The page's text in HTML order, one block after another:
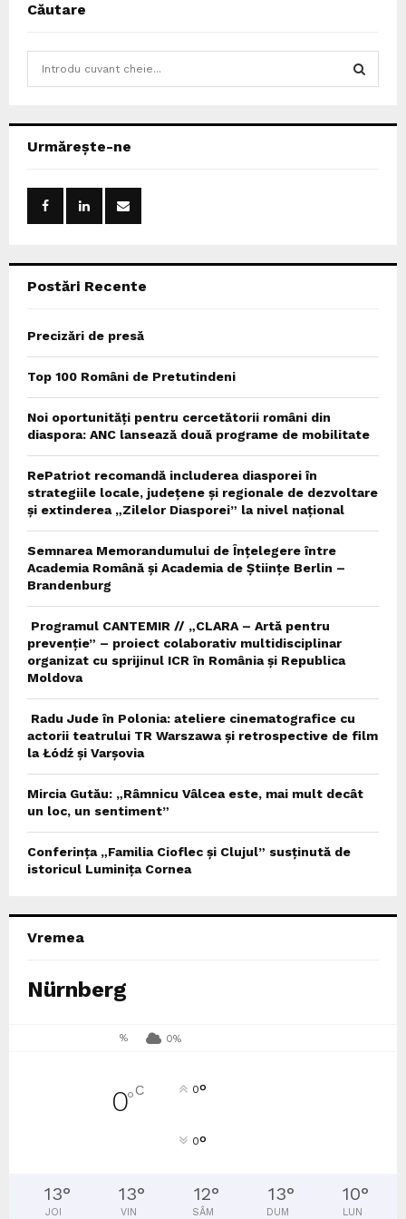
Căutare
h
Urmărește-ne
Postări Recente
Precizări de presă
Top 100 Români de Pretutindeni
Noi oportunități pentru cercetătorii români din
diaspora: ANC lansează două programe de mobilitate
RePatriot recomandă includerea diasporei în
strategiile locale, județene și regionale de dezvoltare
și extinderea „Zilelor Diasporei” la nivel național
Semnarea Memorandumului de Înțelegere între
Academia Română și Academia de Științe Berlin –
Brandenburg
Programul CANTEMIR // „CLARA – Artă pentru
prevenție” – proiect colaborativ multidisciplinar
organizat cu sprijinul ICR în România și Republica
Moldova
Radu Jude în Polonia: ateliere cinematografice cu
actorii teatrului TR Warszawa și retrospective de film
la Łódź și Varșovia
Mircia Gutău: „Râmnicu Vâlcea este, mai mult decât
un loc, un sentiment”
Conferința „Familia Cioflec și Clujul” susținută de
istoricul Luminița Cornea
Vremea
Nürnberg
% 0%
0°C 0°
0°
13°
JOI
13°
VIN
12°
SÂM
13°
DUM
10°
LUN